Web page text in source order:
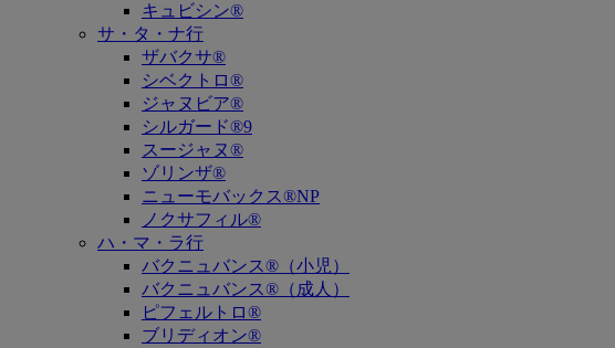
キュビシン®
サ・タ・ナ行
ザバクサ®
シベクトロ®
ジャヌビア®
シルガード®9
スージャヌ®
ゾリンザ®
ニューモバックス®NP
ノクサフィル®
ハ・マ・ラ行
バクニュバンス®（小児）
バクニュバンス®（成人）
ピフェルトロ®
ブリディオン®